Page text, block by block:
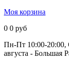
Моя корзина
0 0 руб
Пн-Пт 10:00-20:00,
августа - Большая